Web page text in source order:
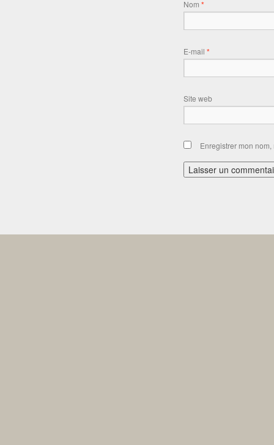
Nom *
E-mail *
Site web
Enregistrer mon